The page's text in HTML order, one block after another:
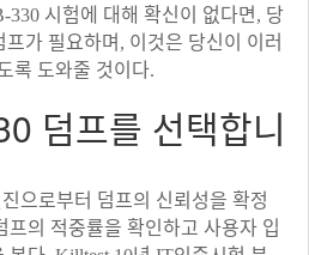
330 시험에 대해 확신이 없다면, 당
가 필요하며, 이것은 당신이 이러
록 도와줄 것이다.
덤프를 선택합니
으로부터 덤프의 신뢰성을 확정
프의 적중률을 확인하고 사용자 입